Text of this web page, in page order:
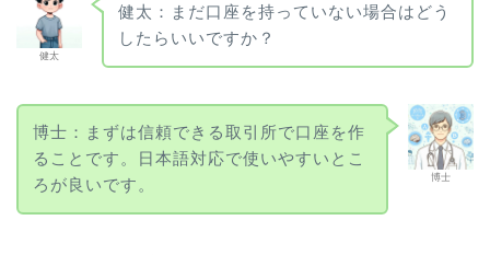
健太
健太：まだ口座を持っていない場合はどう
したらいいですか？
博士
博士：まずは信頼できる取引所で口座を作
ることです。日本語対応で使いやすいとこ
ろが良いです。